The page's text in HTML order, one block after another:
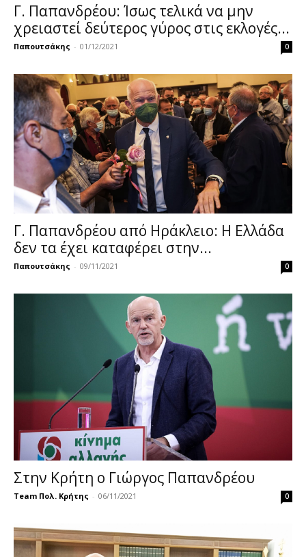
Γ. Παπανδρέου: Ίσως τελικά να μην
χρειαστεί δεύτερος γύρος στις εκλογές...
Παπουτσάκης - 01/12/2021 0
Γ. Παπανδρέου από Ηράκλειο: Η Ελλάδα
δεν τα έχει καταφέρει στην...
Παπουτσάκης - 09/11/2021 0
Στην Κρήτη ο Γιώργος Παπανδρέου
Team Πολ. Κρήτης - 06/11/2021 0